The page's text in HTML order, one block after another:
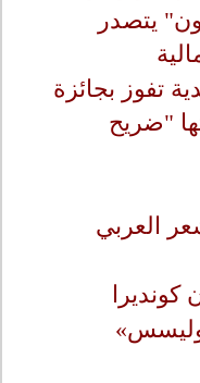
يتصدر
تفوز بجائزة
"ضريح
الشعر العربي
كونديرا